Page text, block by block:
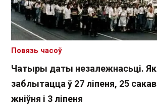
Чатыры даты незалежнасьці.
заблытацца ў 27 ліпеня, 25
жніўня і 3 ліпеня
Повязь часоў